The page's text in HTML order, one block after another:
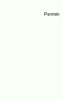
Permin